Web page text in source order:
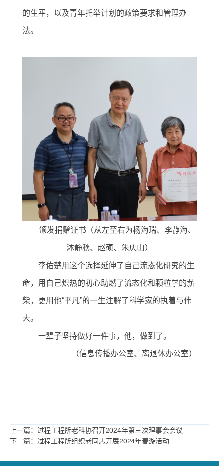
的生平，以及青年托举计划的政策要求和管理办
法。
颁发捐赠证书（从左至右为杨海瑞、李静海、
沐静秋、赵硕、朱庆山）
李佑楚用这个选择延伸了自己流态化研究的生
命，用自己炽热的初心助燃了流态化和颗粒学的薪
柴，更用他“平凡”的一生注解了科学家的执着与伟
大。
一辈子坚持做好一件事，他，做到了。
（信息传播办公室、离退休办公室）
上一篇：过程工程所老科协召开2024年第三次理事会会议
下一篇：过程工程所组织老同志开展2024年春游活动